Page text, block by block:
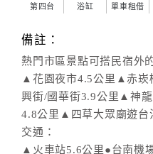
第四台 浴缸 單車租借
備註：
熱門市區景點可搭民宿外
▲花園夜市4.5公里▲赤
興街/國華街3.9公里▲神
4.8公里▲四草大眾廟遊
交通：
▲火車站5.6公里●台南機